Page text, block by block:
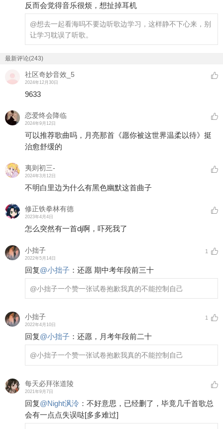
反而会觉得音乐很烦，想扯掉耳机
@想去一起看海吗不要边听歌边学习，这样静不下心来，别
让学习耽误了听歌。
最新评论(243)
社区奇妙音效_5
2024年12月30日
9633
恋爱终会降临
2024年9月12日
可以推荐歌曲吗，月亮那首《愿你被这世界温柔以待》挺
治愈舒缓的
夷则初三-
2024年3月12日
不明白里边为什么有黑色幽默这首曲子
修正铁拳林有德
2023年4月4日
怎么突然有一首dj啊，吓死我了
小拙子
2022年5月14日
1
回复@小拙子 ： 还愿 期中考年段前三十
@小拙子一个赞一张试卷抱歉我真的不能控制自己
小拙子
2022年4月10日
1
回复@小拙子 ： 还愿，月考年段前二十
@小拙子一个赞一张试卷抱歉我真的不能控制自己
每天必拜张道陵
2021年9月7日
回复@Night沨泠 ： 不好意思，已经删了，毕竟几千首歌总
会有一点点失误哒[多多难过]